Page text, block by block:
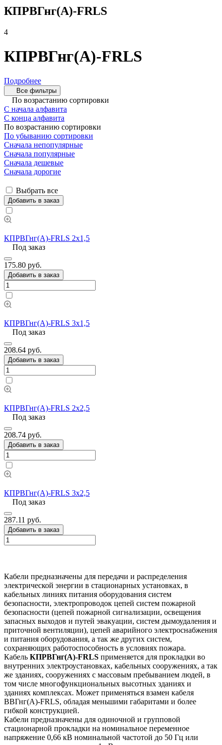
КПРВГнг(А)-FRLS
4
КПРВГнг(А)-FRLS
Подробнее
Все фильтры
По возрастанию сортировки
С начала алфавита
С конца алфавита
По возрастанию сортировки
По убыванию сортировки
Сначала непопулярные
Сначала популярные
Сначала дешевые
Сначала дорогие
Выбрать все
Добавить в заказ
КПРВГнг(А)-FRLS 2х1,5
Под заказ
175.80 руб.
Добавить в заказ
КПРВГнг(А)-FRLS 3х1,5
Под заказ
208.64 руб.
Добавить в заказ
КПРВГнг(А)-FRLS 2х2,5
Под заказ
208.74 руб.
Добавить в заказ
КПРВГнг(А)-FRLS 3х2,5
Под заказ
287.11 руб.
Добавить в заказ
Кабели предназначены для передачи и распределения
электрической энергии в стационарных установках, в
кабельных линиях питания оборудования систем
безопасности, электропроводок цепей систем пожарной
безопасности (цепей пожарной сигнализации, освещения
запасных выходов и путей эвакуации, систем дымоудаления и
приточной вентиляции), цепей аварийного электроснабжения
и питания оборудования, а так же других систем,
сохраняющих работоспособность в условиях пожара.
Кабель КПРВГнг(А)-FRLS применяется для прокладки во
внутренних электроустановках, кабельных сооружениях, а так
же зданиях, сооружениях с массовым пребыванием людей, в
том числе многофункциональных высотных зданиях и
зданиях комплексах. Может применяться взамен кабеля
ВВГнг(А)-FRLS, обладая меньшими габаритами и более
гибкой конструкцией.
Кабели предназначены для одиночной и групповой
стационарной прокладки на номинальное переменное
напряжение 0,66 кВ номинальной частотой до 50 Гц или